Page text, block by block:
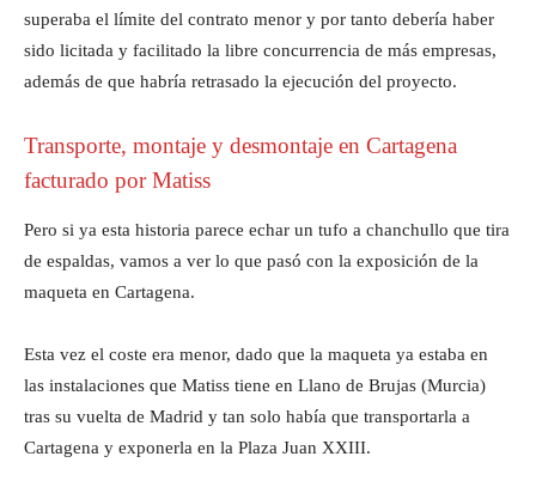
superaba el límite del contrato menor y por tanto debería haber
sido licitada y facilitado la libre concurrencia de más empresas,
además de que habría retrasado la ejecución del proyecto.
Transporte, montaje y desmontaje en Cartagena
facturado por Matiss
Pero si ya esta historia parece echar un tufo a chanchullo que tira
de espaldas, vamos a ver lo que pasó con la exposición de la
maqueta en Cartagena.
Esta vez el coste era menor, dado que la maqueta ya estaba en
las instalaciones que Matiss tiene en Llano de Brujas (Murcia)
tras su vuelta de Madrid y tan solo había que transportarla a
Cartagena y exponerla en la Plaza Juan XXIII.